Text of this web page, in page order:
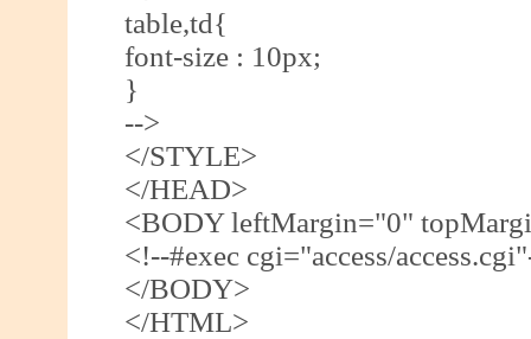
table,td{
font-size : 10px;
}
-->
</STYLE>
</HEAD>
<BODY leftMargin="0"
<!--#exec cgi="access/
</BODY>
</HTML>